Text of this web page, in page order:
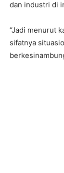
dan industri di
“Jadi menurut
sifatnya